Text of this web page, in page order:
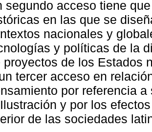
segundo acceso tiene
en las que se
nacionales y
y políticas de la
proyectos de los Estados
tercer acceso en
por referencia
y por los
de las sociedades